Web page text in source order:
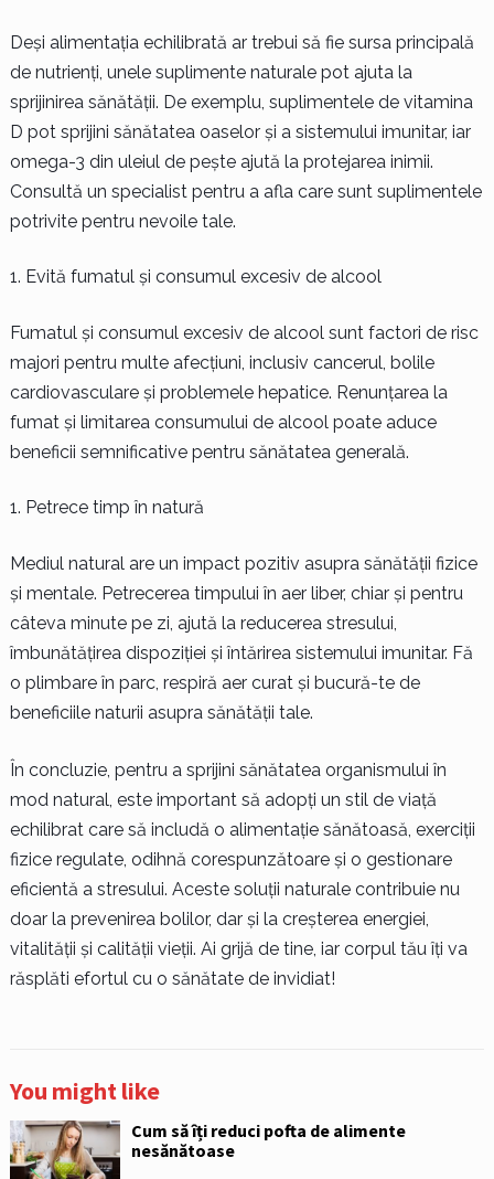
Deși alimentația echilibrată ar trebui să fie sursa principală
de nutrienți, unele suplimente naturale pot ajuta la
sprijinirea sănătății. De exemplu, suplimentele de vitamina
D pot sprijini sănătatea oaselor și a sistemului imunitar, iar
omega-3 din uleiul de pește ajută la protejarea inimii.
Consultă un specialist pentru a afla care sunt suplimentele
potrivite pentru nevoile tale.
Evită fumatul și consumul excesiv de alcool
Fumatul și consumul excesiv de alcool sunt factori de risc
majori pentru multe afecțiuni, inclusiv cancerul, bolile
cardiovasculare și problemele hepatice. Renunțarea la
fumat și limitarea consumului de alcool poate aduce
beneficii semnificative pentru sănătatea generală.
Petrece timp în natură
Mediul natural are un impact pozitiv asupra sănătății fizice
și mentale. Petrecerea timpului în aer liber, chiar și pentru
câteva minute pe zi, ajută la reducerea stresului,
îmbunătățirea dispoziției și întărirea sistemului imunitar. Fă
o plimbare în parc, respiră aer curat și bucură-te de
beneficiile naturii asupra sănătății tale.
În concluzie, pentru a sprijini sănătatea organismului în
mod natural, este important să adopți un stil de viață
echilibrat care să includă o alimentație sănătoasă, exerciții
fizice regulate, odihnă corespunzătoare și o gestionare
eficientă a stresului. Aceste soluții naturale contribuie nu
doar la prevenirea bolilor, dar și la creșterea energiei,
vitalității și calității vieții. Ai grijă de tine, iar corpul tău îți va
răsplăti efortul cu o sănătate de invidiat!
You might like
Cum să îți reduci pofta de alimente
nesănătoase